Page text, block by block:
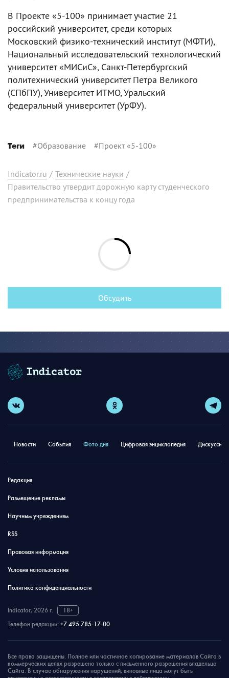
В Проекте «5-100» принимает участие 21
российский университет, среди которых
Московский физико-технический институт (МФТИ),
Национальный исследовательский технологический
университет «МИСиС», Санкт-Петербургский
политехнический университет Петра Великого
(СПбПУ), Университет ИТМО, Уральский
федеральный университет (УрФУ).
Теги #Образование #Проект «5-100»
Indicator.ru / Технические науки /
Правительство утвердит дорожную карту студенческого
предпринимательства к концу года
Обсудить
Новости События Фото дня Цифровая энциклопедия
Редакция
Размещение рекламы
Научным учреждениям
RSS
Правовая информация
Условия использования
Политика конфиденциальности
Indicator, 2026 г.
18+
Телефон редакции: +7 495 785-17-00
Все права защищены. Полное или частичное копирование материалов Сайта в
коммерческих целях разрешено только с письменного разрешения владельца
Сайта. В случае обнаружения нарушений, виновные лица могут быть